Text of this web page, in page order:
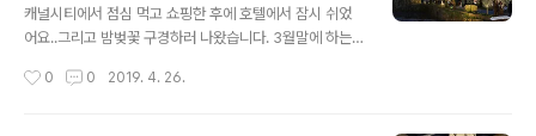
수학여행이나 시험시즌이 아니라서 그런지..^^: 다자이후
텐만구 초입에 있는 소 동상의 뿔과 코는 여전히 반짝이네
데.. 그래도 확실히 적긴 하네요..^^: 저는 신사에서는 뭐 기
캐널시티에서 점심 먹고 쇼핑한 후에 호텔에서 잠시 쉬었
어요..그리고 밤벚꽃 구경하러 나왔습니다. 3월말에 하는
기로 했습니다.원래는 4월 1일에 끝나기로 되어 있었는데,
0 0 2019. 4. 26.